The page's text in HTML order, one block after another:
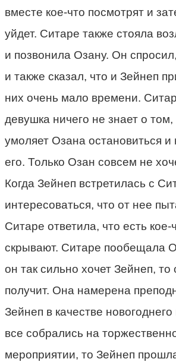
вместе кое-что посмотрят и
уйдет. Ситаре также стояла
и позвонила Озану. Он
и также сказал, что и Зейнеп
них очень мало времени.
девушка ничего не знает о
умоляет Озана остановиться и
его. Только Озан совсем не
Когда Зейнеп встретилась с
интересоваться, что от нее
Ситаре ответила, что есть кое-
скрывают. Ситаре пообещала
он так сильно хочет Зейнеп, то
получит. Она намерена
Зейнеп в качестве новогоднего
все собрались на
мероприятии, то Зейнеп